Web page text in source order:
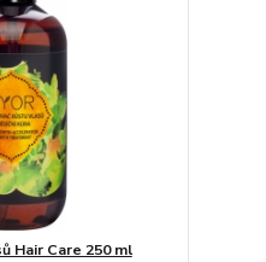
Hair Care 250 ml